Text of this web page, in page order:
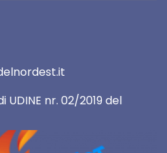
UDINE nr. 02/2019 del